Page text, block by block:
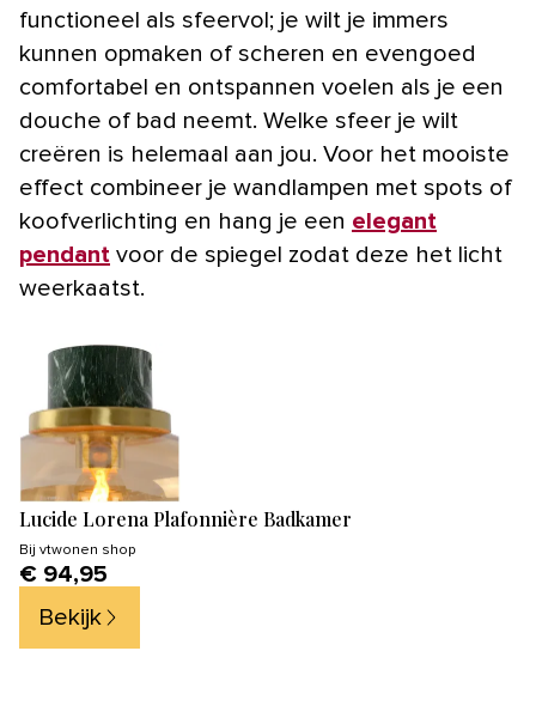
functioneel als sfeervol; je wilt je immers
kunnen opmaken of scheren en evengoed
comfortabel en ontspannen voelen als je een
douche of bad neemt. Welke sfeer je wilt
creëren is helemaal aan jou. Voor het mooiste
effect combineer je wandlampen met spots of
koofverlichting en hang je een elegant
pendant voor de spiegel zodat deze het licht
weerkaatst.
Lucide Lorena Plafonnière Badkamer
Bij vtwonen shop
€ 94,95
Bekijk